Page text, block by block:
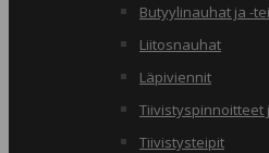
Butyylinauhat ja -
Liitosnauhat
Läpiviennit
Tiivistyspinnoitteet
Tiivistysteipit